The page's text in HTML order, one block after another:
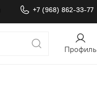
+7 (968) 862-33-77
Профиль